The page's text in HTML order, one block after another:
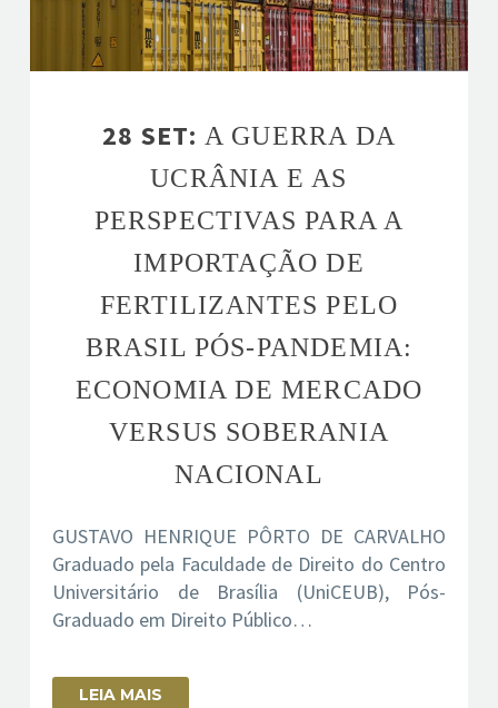
28 SET: A GUERRA DA
UCRÂNIA E AS
PERSPECTIVAS PARA A
IMPORTAÇÃO DE
FERTILIZANTES PELO
BRASIL PÓS-PANDEMIA:
ECONOMIA DE MERCADO
VERSUS SOBERANIA
NACIONAL
GUSTAVO HENRIQUE PÔRTO DE CARVALHO
Graduado pela Faculdade de Direito do Centro
Universitário de Brasília (UniCEUB), Pós-
Graduado em Direito Público…
LEIA MAIS